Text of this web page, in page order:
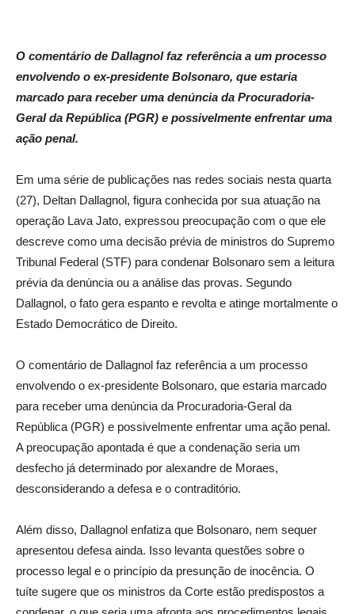
O comentário de Dallagnol faz referência a um processo
envolvendo o ex-presidente Bolsonaro, que estaria
marcado para receber uma denúncia da Procuradoria-
Geral da República (PGR) e possivelmente enfrentar uma
ação penal.
Em uma série de publicações nas redes sociais nesta quarta
(27), Deltan Dallagnol, figura conhecida por sua atuação na
operação Lava Jato, expressou preocupação com o que ele
descreve como uma decisão prévia de ministros do Supremo
Tribunal Federal (STF) para condenar Bolsonaro sem a leitura
prévia da denúncia ou a análise das provas. Segundo
Dallagnol, o fato gera espanto e revolta e atinge mortalmente o
Estado Democrático de Direito.
O comentário de Dallagnol faz referência a um processo
envolvendo o ex-presidente Bolsonaro, que estaria marcado
para receber uma denúncia da Procuradoria-Geral da
República (PGR) e possivelmente enfrentar uma ação penal.
A preocupação apontada é que a condenação seria um
desfecho já determinado por alexandre de Moraes,
desconsiderando a defesa e o contraditório.
Além disso, Dallagnol enfatiza que Bolsonaro, nem sequer
apresentou defesa ainda. Isso levanta questões sobre o
processo legal e o princípio da presunção de inocência. O
tuíte sugere que os ministros da Corte estão predispostos a